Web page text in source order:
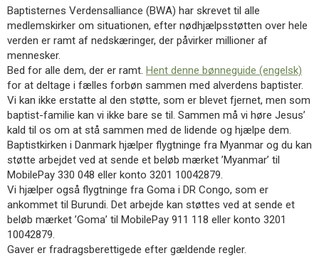
3.0:
Kalender
4.0:
Inspiration
5.0:
Værktøjskassen
6.0:
Mission
7.0:
Om
BaptistKirken
8.0:
Kontakt
9.0:
Forside
10.0:
Nyheder
11.0:
Kalender
12.0:
Inspiration
13.0:
Værktøjskassen
14.0:
Mission
15.0:
Om
BaptistKirken
Kontakt
Baptisternes Verdensalliance (BWA) har skrevet til alle
medlemskirker om situationen, efter nødhjælpsstøtten over hele
verden er ramt af nedskæringer, der påvirker millioner af
mennesker.
Bed for alle dem, der er ramt. Hent denne bønneguide (engelsk)
for at deltage i fælles forbøn sammen med alverdens baptister.
Vi kan ikke erstatte al den støtte, som er blevet fjernet, men som
baptist-familie kan vi ikke bare se til. Sammen må vi høre Jesus’
kald til os om at stå sammen med de lidende og hjælpe dem.
Baptistkirken i Danmark hjælper flygtninge fra Myanmar og du kan
støtte arbejdet ved at sende et beløb mærket ’Myanmar’ til
MobilePay 330 048 eller konto 3201 10042879.
Vi hjælper også flygtninge fra Goma i DR Congo, som er
ankommet til Burundi. Det arbejde kan støttes ved at sende et
beløb mærket ’Goma’ til MobilePay 911 118 eller konto 3201
10042879.
Gaver er fradragsberettigede efter gældende regler.